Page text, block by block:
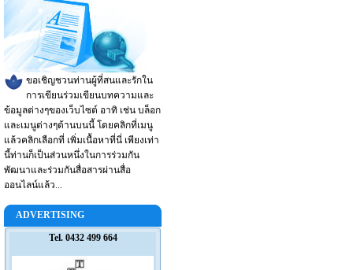
ขอเชิญชวนท่านผู้ที่สนและรักใน
การเขียนร่วมเขียนบทความและ
ข้อมูลต่างๆของเว็บไซต์ อาทิ เช่น บล็อก
และเมนูต่างๆด้านบนนี้ โดยคลิกที่เมนู
แล้วคลิกเลือกที่ เพิ่มเนื้อหาที่นี่ เพียงเท่า
นี้ท่านก็เป็นส่วนหนึ่งในการร่วมกัน
พัฒนาและร่วมกันสื่อสารผ่านสื่อ
ออนไลน์แล้ว...
ADVERTISING
Tel. 0432 499 664